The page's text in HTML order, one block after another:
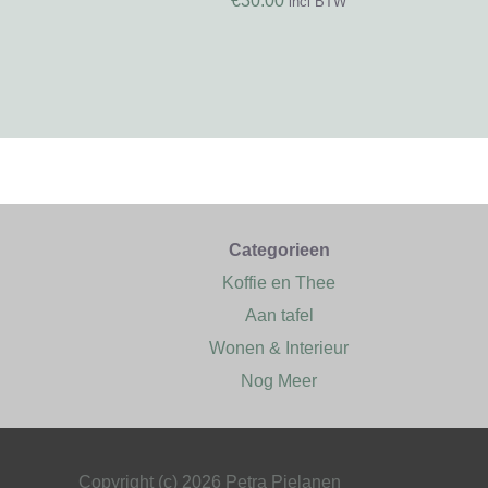
Categorieen
Koffie en Thee
Aan tafel
Wonen & Interieur
Nog Meer
Copyright (c) 2026 Petra Pielanen